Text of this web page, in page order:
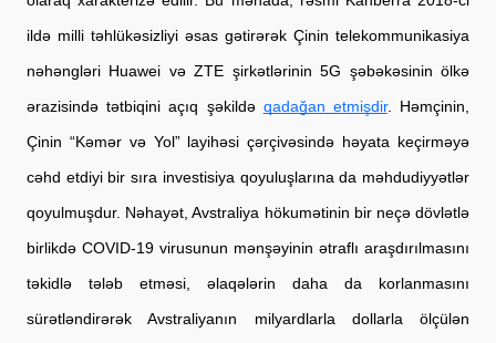
ildə milli təhlükəsizliyi əsas gətirərək Çinin telekommunikasiya
nəhəngləri Huawei və ZTE şirkətlərinin 5G şəbəkəsinin ölkə
ərazisində tətbiqini açıq şəkildə qadağan etmişdir. Həmçinin,
Çinin “Kəmər və Yol” layihəsi çərçivəsində həyata keçirməyə
cəhd etdiyi bir sıra investisiya qoyuluşlarına da məhdudiyyətlər
qoyulmuşdur. Nəhayət, Avstraliya hökumətinin bir neçə dövlətlə
birlikdə COVID-19 virusunun mənşəyinin ətraflı araşdırılmasını
təkidlə tələb etməsi, əlaqələrin daha da korlanmasını
sürətləndirərək Avstraliyanın milyardlarla dollarla ölçülən